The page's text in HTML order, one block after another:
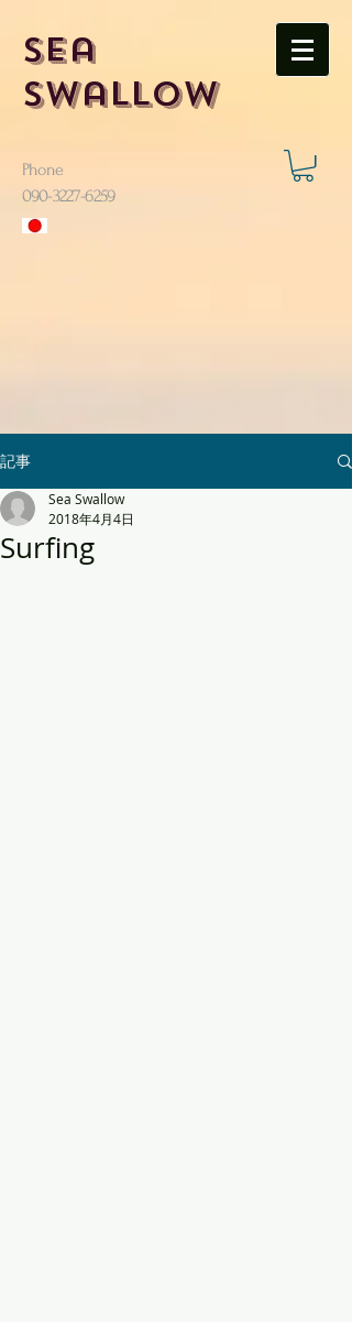
Sea
Swallow
Phone
​090-3227-6259
記事
Surfing
Sea Swallow
2018年4月4日